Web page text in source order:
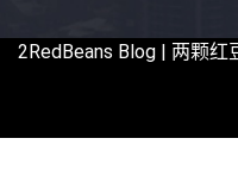
2RedBeans Blog | 两颗红